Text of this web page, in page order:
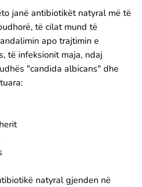
janë antibiotikët natyral më të
të cilat mund të
apo trajtimin e
të infeksionit maja, ndaj
"candida albicans" dhe
natyral gjenden në